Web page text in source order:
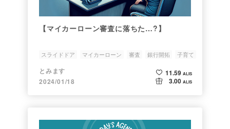
【マイカーローン審査に落ちた…?】
スライドドア マイカーローン 審査 銀行開拓 子育て
とみます
2024/01/18
11.59 ALIS
3.00 ALIS